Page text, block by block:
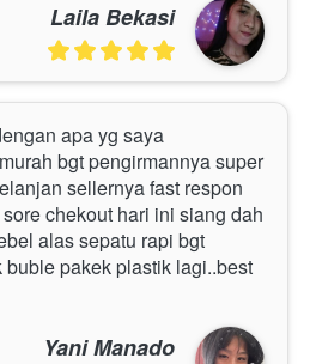
Laila Bekasi
apa yg saya
bgt pengirmannya super
sellernya fast respon
chekout hari ini siang dah
alas sepatu rapi bgt
pakek plastik lagi..best
Yani Manado